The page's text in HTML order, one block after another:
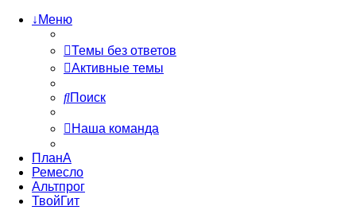
↓Меню
Темы без ответов
Активные темы
Поиск
Наша команда
ПланА
Ремесло
Альтпрог
ТвойГит